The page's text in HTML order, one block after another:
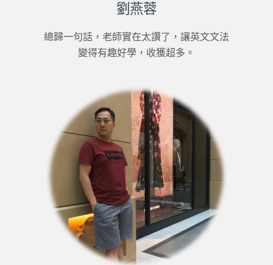
劉燕蓉
總歸一句話，老師實在太讚了，讓英文文法
變得有趣好學，收獲超多。